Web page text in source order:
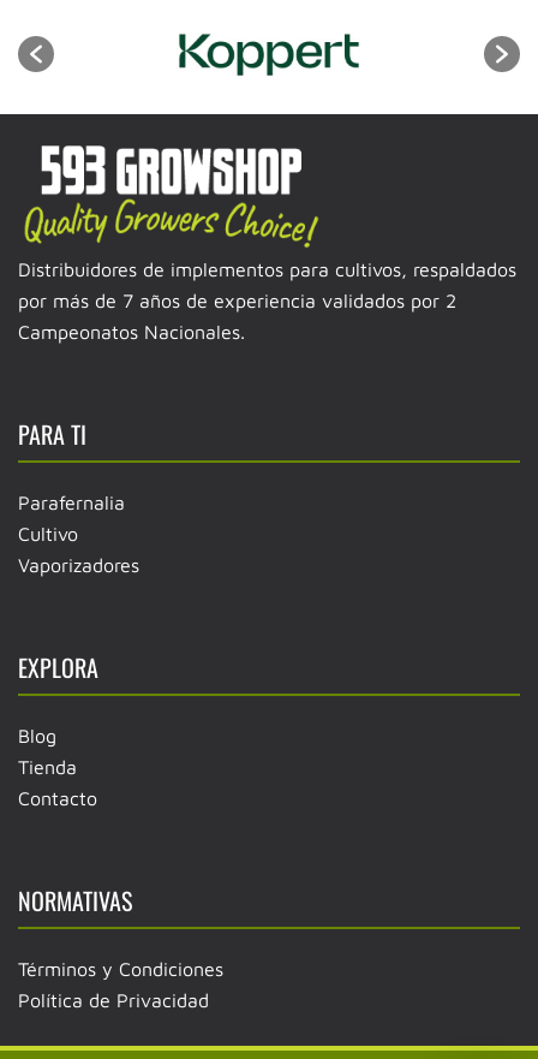
Distribuidores de implementos para cultivos, respaldados
por más de 7 años de experiencia validados por 2
Campeonatos Nacionales.
PARA TI
Parafernalia
Cultivo
Vaporizadores
EXPLORA
Blog
Tienda
Contacto
NORMATIVAS
Términos y Condiciones
Política de Privacidad